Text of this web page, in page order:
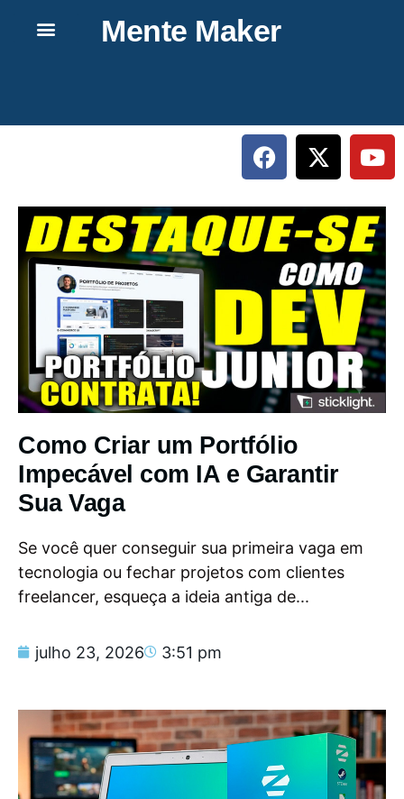
Mente Maker
Como Criar um Portfólio
Impecável com IA e Garantir
Sua Vaga
Se você quer conseguir sua primeira vaga em
tecnologia ou fechar projetos com clientes
freelancer, esqueça a ideia antiga de...
julho 23, 2026 3:51 pm